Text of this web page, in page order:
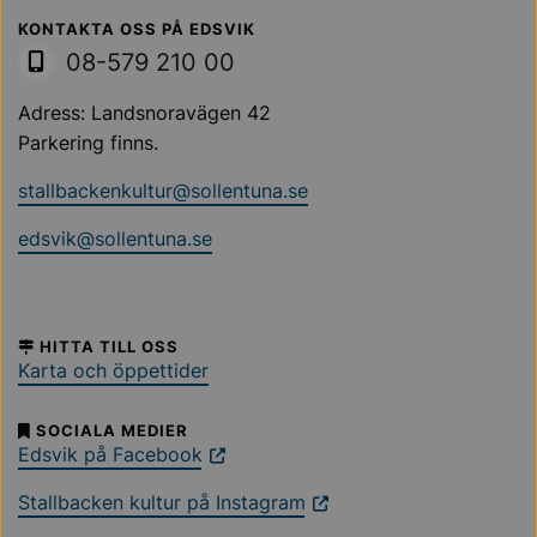
Sollentuna Kommun
KONTAKTA OSS PÅ EDSVIK
08-579 210 00
Adress: Landsnoravägen 42
Parkering finns.
stallbackenkultur@sollentuna.se
edsvik@sollentuna.se
HITTA TILL OSS
Karta och öppettider
SOCIALA MEDIER
Edsvik på Facebook
Stallbacken kultur på Instagram